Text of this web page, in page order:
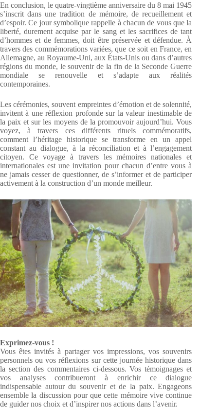
En conclusion, le quatre-vingtième anniversaire du 8 mai 1945
s’inscrit dans une tradition de mémoire, de recueillement et
d’espoir. Ce jour symbolique rappelle à chacun de vous que la
liberté, durement acquise par le sang et les sacrifices de tant
d’hommes et de femmes, doit être préservée et défendue. À
travers des commémorations variées, que ce soit en France, en
Allemagne, au Royaume-Uni, aux États-Unis ou dans d’autres
régions du monde, le souvenir de la fin de la Seconde Guerre
mondiale se renouvelle et s’adapte aux réalités
contemporaines.
Les cérémonies, souvent empreintes d’émotion et de solennité,
invitent à une réflexion profonde sur la valeur inestimable de
la paix et sur les moyens de la promouvoir aujourd’hui. Vous
voyez, à travers ces différents rituels commémoratifs,
comment l’héritage historique se transforme en un appel
constant au dialogue, à la réconciliation et à l’engagement
citoyen. Ce voyage à travers les mémoires nationales et
internationales est une invitation pour chacun d’entre vous à
ne jamais cesser de questionner, de s’informer et de participer
activement à la construction d’un monde meilleur.
Exprimez-vous !
Vous êtes invités à partager vos impressions, vos souvenirs
personnels ou vos réflexions sur cette journée historique dans
la section des commentaires ci-dessous. Vos témoignages et
vos analyses contribueront à enrichir ce dialogue
indispensable autour du souvenir et de la paix. Engageons
ensemble la discussion pour que cette mémoire vive continue
de guider nos choix et d’inspirer nos actions dans l’avenir.